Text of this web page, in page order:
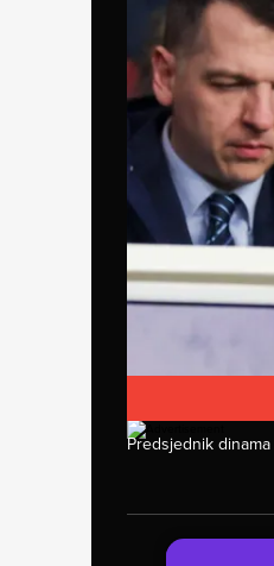
Foto: Luka stanzl/
Predsjednik